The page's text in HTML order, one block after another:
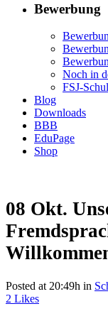
Bewerbung
Noch in
FSJ-
Blog
Downloads
BBB
EduPage
Shop
08 Okt.
Posted at 20:49h in
2 Likes